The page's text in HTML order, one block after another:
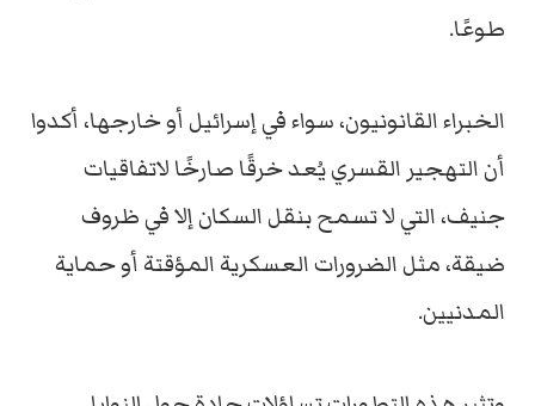
طوعًا.
الخبراء القانونيون، سواء في إسرائيل أو خارجها، أكدوا
أن التهجير القسري يُعد خرقًا صارخًا لاتفاقيات
جنيف، التي لا تسمح بنقل السكان إلا في ظروف
ضيقة، مثل الضرورات العسكرية المؤقتة أو حماية
المدنيين.